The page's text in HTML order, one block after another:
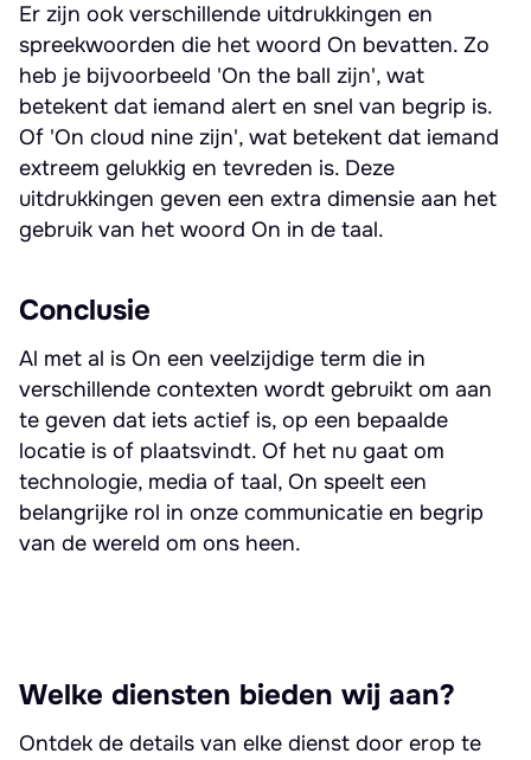
Er zijn ook verschillende uitdrukkingen en
spreekwoorden die het woord On bevatten. Zo
heb je bijvoorbeeld 'On the ball zijn', wat
betekent dat iemand alert en snel van begrip is.
Of 'On cloud nine zijn', wat betekent dat iemand
extreem gelukkig en tevreden is. Deze
uitdrukkingen geven een extra dimensie aan het
gebruik van het woord On in de taal.
Conclusie
Al met al is On een veelzijdige term die in
verschillende contexten wordt gebruikt om aan
te geven dat iets actief is, op een bepaalde
locatie is of plaatsvindt. Of het nu gaat om
technologie, media of taal, On speelt een
belangrijke rol in onze communicatie en begrip
van de wereld om ons heen.
Welke diensten bieden wij aan?
Ontdek de details van elke dienst door erop te